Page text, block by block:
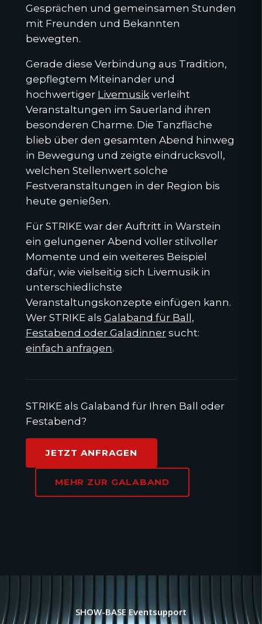
Gesprächen und gemeinsamen Stunden
mit Freunden und Bekannten
bewegten.
Gerade diese Verbindung aus Tradition,
gepflegtem Miteinander und
hochwertiger Livemusik verleiht
Veranstaltungen im Sauerland ihren
besonderen Charme. Die Tanzfläche
blieb über den gesamten Abend hinweg
in Bewegung und zeigte eindrucksvoll,
welchen Stellenwert solche
Festveranstaltungen in der Region bis
heute genießen.
Für STRIKE war der Auftritt in Warstein
ein gelungener Abend voller stilvoller
Momente und ein weiteres Beispiel
dafür, wie vielseitig sich Livemusik in
unterschiedlichste
Veranstaltungskonzepte einfügen kann.
Wer STRIKE als Galaband für Ball,
Festabend oder Galadinner sucht:
einfach anfragen.
STRIKE als Galaband für Ihren Ball oder
Festabend?
JETZT ANFRAGEN
MEHR ZUR GALABAND
SHOW-BASE Eventsupport